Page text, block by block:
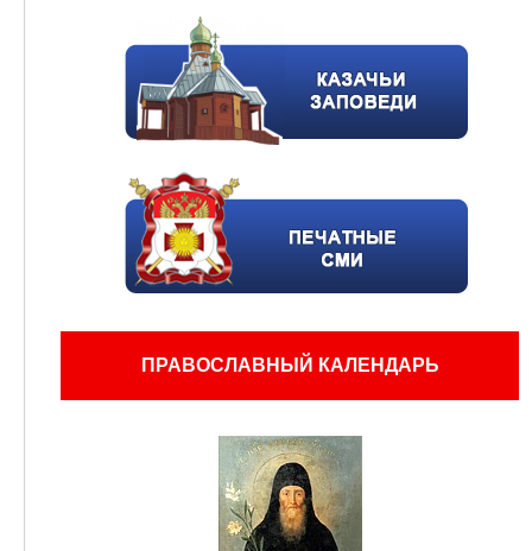
ПРАВОСЛАВНЫЙ КАЛЕНДАРЬ